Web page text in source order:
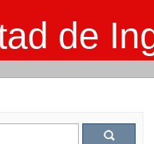
de